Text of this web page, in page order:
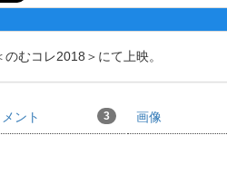
むコレ2018＞にて上映。
メント 3 画像